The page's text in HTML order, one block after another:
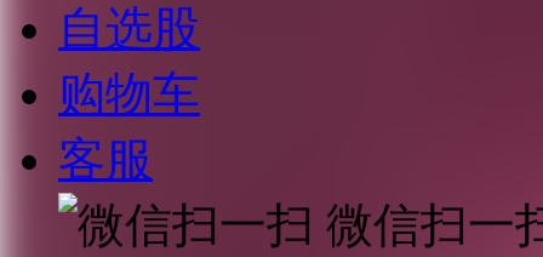
自选股
购物车
客服
微信扫一